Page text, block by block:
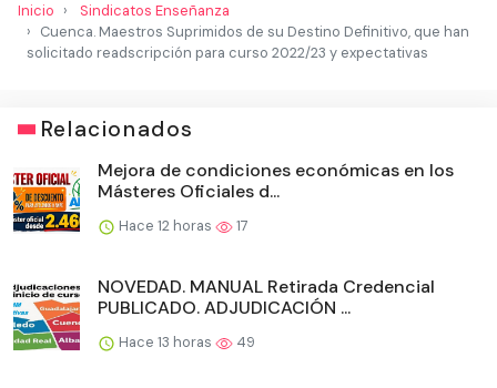
Inicio
Sindicatos Enseñanza
Cuenca. Maestros Suprimidos de su Destino Definitivo, que han
solicitado readscripción para curso 2022/23 y expectativas
Relacionados
Mejora de condiciones económicas en los
Másteres Oficiales d...
Hace 12 horas 17
NOVEDAD. MANUAL Retirada Credencial
PUBLICADO. ADJUDICACIÓN ...
Hace 13 horas 49